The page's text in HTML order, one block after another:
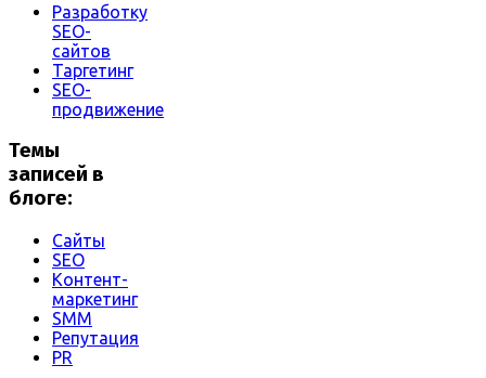
Разработку
SEO-
сайтов
Таргетинг
SEO-
продвижение
Темы
записей в
блоге:
Сайты
SEO
Контент-
маркетинг
SMM
Репутация
PR